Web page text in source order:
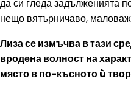
да си гледа задълженията
нещо вятърничаво,
Лиза се измъчва в тази
вродена волност на
място в по-късното ù